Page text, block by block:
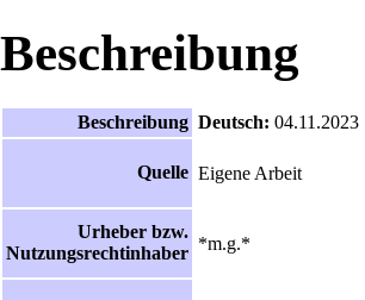
Beschreibung
Beschreibung Deutsch: 04.11.2023
Quelle Eigene Arbeit
Urheber bzw.
Nutzungsrechtinhaber *m.g.*